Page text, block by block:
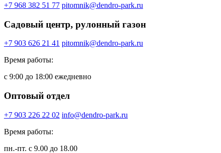
+7 968 382 51 77 pitomnik@dendro-park.ru
Садовый центр, рулонный газон
+7 903 626 21 41 pitomnik@dendro-park.ru
Время работы:
с 9:00 до 18:00 ежедневно
Оптовый отдел
+7 903 226 22 02 info@dendro-park.ru
Время работы:
пн.-пт. с 9.00 до 18.00